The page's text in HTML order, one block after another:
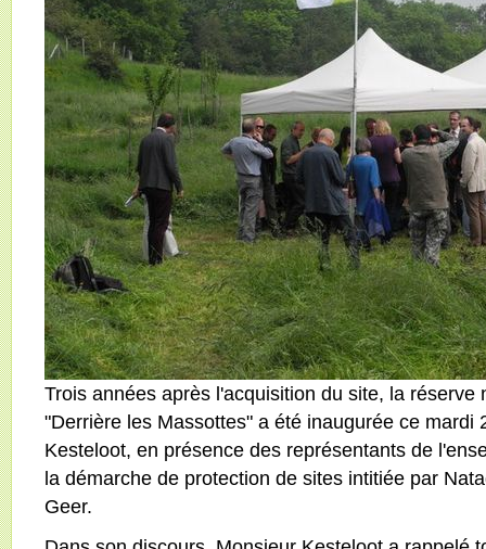
Trois années après l'acquisition du site, la réserve
"Derrière les Massottes" a été inaugurée ce mardi
Kesteloot, en présence des représentants de
la démarche de protection de sites intitiée par
Geer.